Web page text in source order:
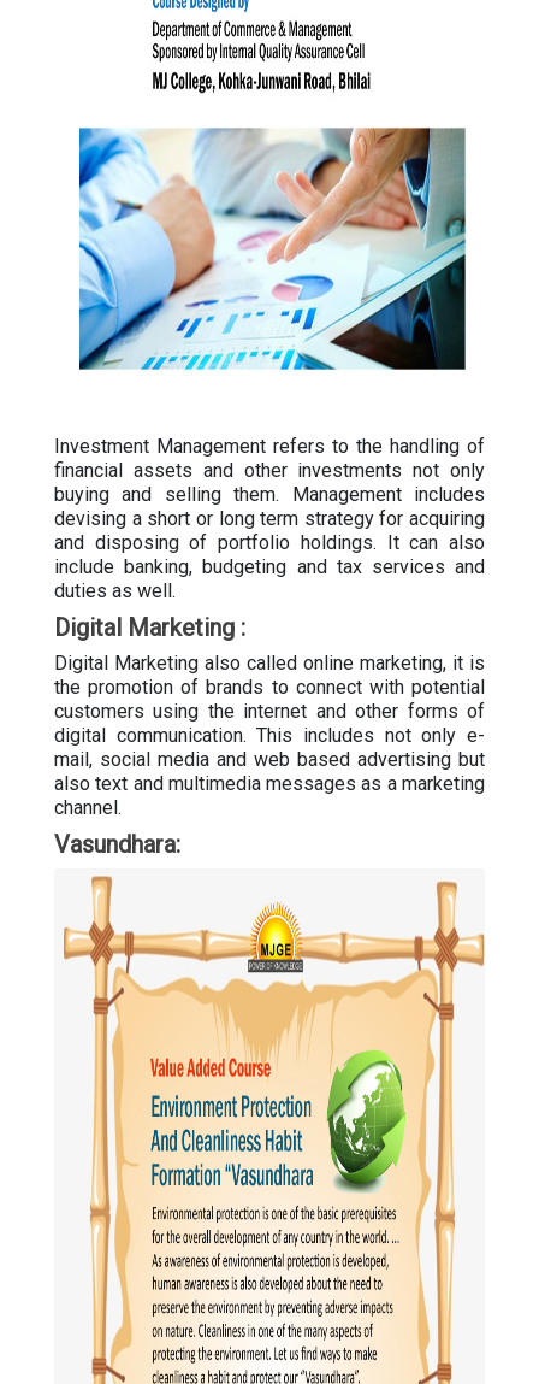
Investment Management refers to the handling of
financial assets and other investments not only
buying and selling them. Management includes
devising a short or long term strategy for acquiring
and disposing of portfolio holdings. It can also
include banking, budgeting and tax services and
duties as well.
Digital Marketing :
Digital Marketing also called online marketing, it is
the promotion of brands to connect with potential
customers using the internet and other forms of
digital communication. This includes not only e-
mail, social media and web based advertising but
also text and multimedia messages as a marketing
channel.
Vasundhara: